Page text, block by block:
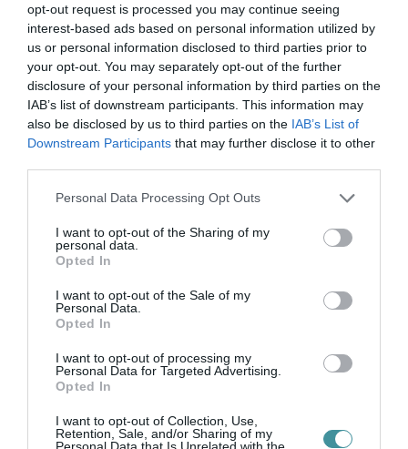
opt-out request is processed you may continue seeing
interest-based ads based on personal information utilized by
us or personal information disclosed to third parties prior to
your opt-out. You may separately opt-out of the further
disclosure of your personal information by third parties on the
IAB’s list of downstream participants. This information may
also be disclosed by us to third parties on the IAB’s List of
Downstream Participants that may further disclose it to other
Please note that this website/app uses one or more Google
not limited to your visit or usage behaviour. You may click to
grant or deny consent to Google and its third-party tags to
use your data for below specified purposes in below Google
consent section.
Personal Data Processing Opt Outs
I want to opt-out of the Sharing of my
personal data.
Opted In
I want to opt-out of the Sale of my
Personal Data.
Opted In
I want to opt-out of processing my
Personal Data for Targeted Advertising.
Opted In
I want to opt-out of Collection, Use,
Retention, Sale, and/or Sharing of my
Personal Data that Is Unrelated with the
Ne maradjon le a legfrissebb hírekről, kövessen
bennünket az EGRI ÜGYEK Google Hírek oldalán!
VISSZA A FŐOLDALRA
Legfrissebb híreink
KÉT AUTÓ ÜTKÖZÖTT BOGÁCSON, A